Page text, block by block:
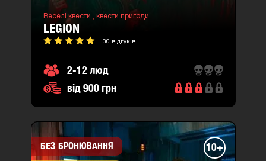
Веселі квести , квести пригоди
LEGION
30 відгуків
2-12 люд
від 900 грн
БЕЗ БРОНЮВАННЯ 10+